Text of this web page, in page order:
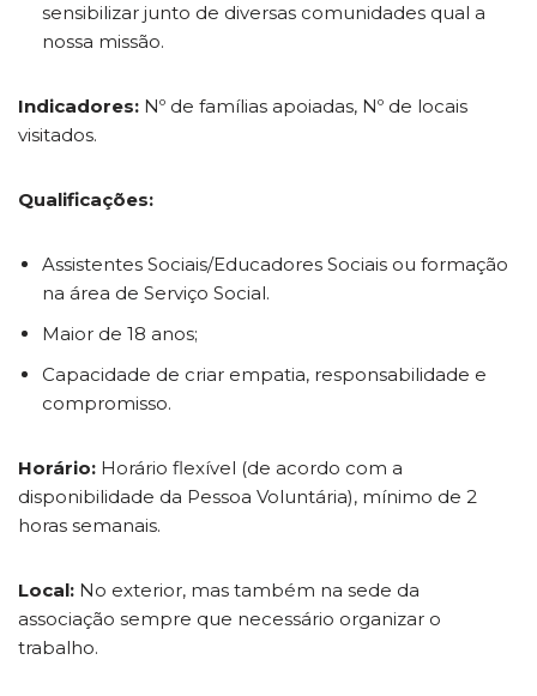
sensibilizar junto de diversas comunidades qual a
nossa missão.
Indicadores: Nº de famílias apoiadas, Nº de locais
visitados.
Qualificações:
Assistentes Sociais/Educadores Sociais ou formação
na área de Serviço Social.
Maior de 18 anos;
Capacidade de criar empatia, responsabilidade e
compromisso.
Horário: Horário flexível (de acordo com a
disponibilidade da Pessoa Voluntária), mínimo de 2
horas semanais.
Local: No exterior, mas também na sede da
associação sempre que necessário organizar o
trabalho.